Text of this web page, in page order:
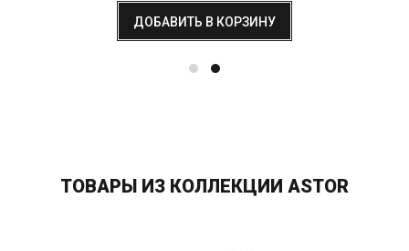
ДОБАВИТЬ В КОРЗИНУ
ТОВАРЫ ИЗ КОЛЛЕКЦИИ ASTOR